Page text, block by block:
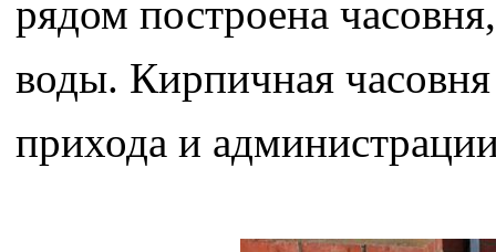
рядом построена
воды. Кирпичная
прихода и